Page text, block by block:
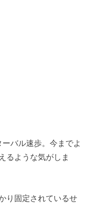
バル速歩。今までよ
るような気がしま
り固定されているせ